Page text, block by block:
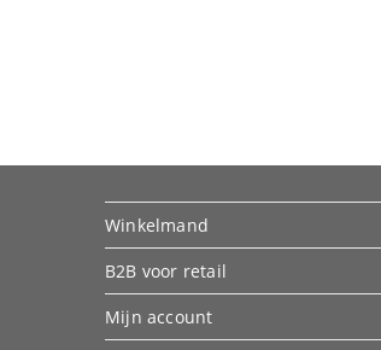
Winkelmand
B2B voor retail
Mijn account